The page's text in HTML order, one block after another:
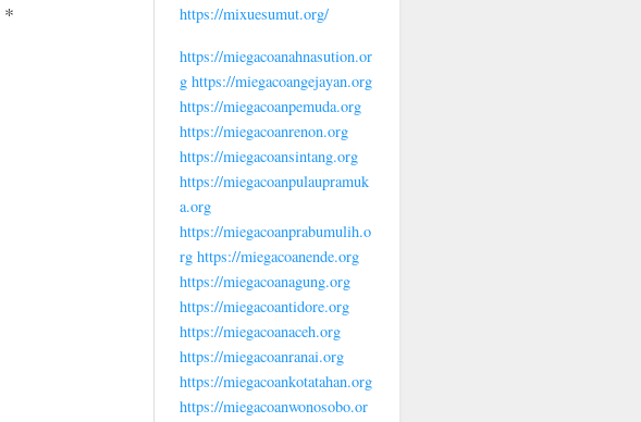
*
https://mixuesumut.org/
https://miegacoanahnasution.or
g https://miegacoangejayan.org
https://miegacoanpemuda.org
https://miegacoanrenon.org
https://miegacoansintang.org
https://miegacoanpulaupramuk
a.org
https://miegacoanprabumulih.o
rg https://miegacoanende.org
https://miegacoanagung.org
https://miegacoantidore.org
https://miegacoanaceh.org
https://miegacoanranai.org
https://miegacoankotatahan.org
https://miegacoanwonosobo.or